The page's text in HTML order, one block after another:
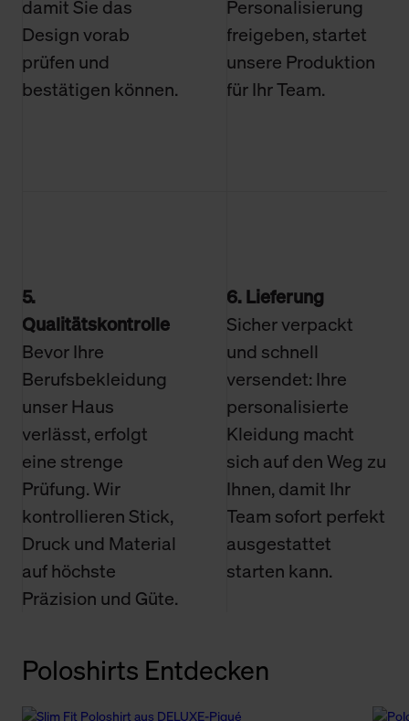
damit Sie das
Design vorab
prüfen und
bestätigen können.
Personalisierung
freigeben, startet
unsere Produktion
für Ihr Team.
5.
Qualitätskontrolle
Bevor Ihre
Berufsbekleidung
unser Haus
verlässt, erfolgt
eine strenge
Prüfung. Wir
kontrollieren Stick,
Druck und Material
auf höchste
Präzision und Güte.
6. Lieferung
Sicher verpackt
und schnell
versendet: Ihre
personalisierte
Kleidung macht
sich auf den Weg zu
Ihnen, damit Ihr
Team sofort perfekt
ausgestattet
starten kann.
Poloshirts Entdecken